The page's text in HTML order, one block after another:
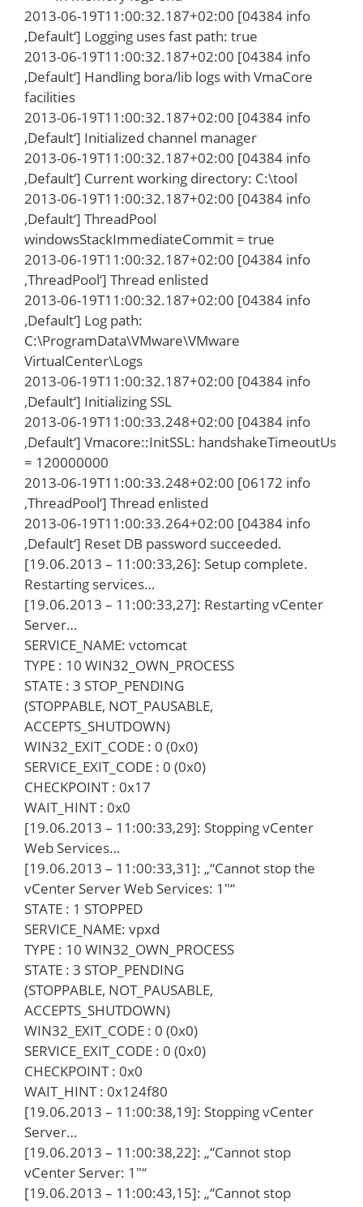
2013-06-19T11:00:32.187+02:00 [04384 info
‚Default‘] Logging uses fast path: true
2013-06-19T11:00:32.187+02:00 [04384 info
‚Default‘] Handling bora/lib logs with VmaCore
facilities
2013-06-19T11:00:32.187+02:00 [04384 info
‚Default‘] Initialized channel manager
2013-06-19T11:00:32.187+02:00 [04384 info
‚Default‘] Current working directory: C:\tool
2013-06-19T11:00:32.187+02:00 [04384 info
‚Default‘] ThreadPool
windowsStackImmediateCommit = true
2013-06-19T11:00:32.187+02:00 [04384 info
‚ThreadPool‘] Thread enlisted
2013-06-19T11:00:32.187+02:00 [04384 info
‚Default‘] Log path:
C:\ProgramData\VMware\VMware
VirtualCenter\Logs
2013-06-19T11:00:32.187+02:00 [04384 info
‚Default‘] Initializing SSL
2013-06-19T11:00:33.248+02:00 [04384 info
‚Default‘] Vmacore::InitSSL: handshakeTimeoutUs
= 120000000
2013-06-19T11:00:33.248+02:00 [06172 info
‚ThreadPool‘] Thread enlisted
2013-06-19T11:00:33.264+02:00 [04384 info
‚Default‘] Reset DB password succeeded.
[19.06.2013 – 11:00:33,26]: Setup complete.
Restarting services…
[19.06.2013 – 11:00:33,27]: Restarting vCenter
Server…
SERVICE_NAME: vctomcat
TYPE : 10 WIN32_OWN_PROCESS
STATE : 3 STOP_PENDING
(STOPPABLE, NOT_PAUSABLE,
ACCEPTS_SHUTDOWN)
WIN32_EXIT_CODE : 0 (0x0)
SERVICE_EXIT_CODE : 0 (0x0)
CHECKPOINT : 0x17
WAIT_HINT : 0x0
[19.06.2013 – 11:00:33,29]: Stopping vCenter
Web Services…
[19.06.2013 – 11:00:33,31]: „“Cannot stop the
vCenter Server Web Services: 1″“
STATE : 1 STOPPED
SERVICE_NAME: vpxd
TYPE : 10 WIN32_OWN_PROCESS
STATE : 3 STOP_PENDING
(STOPPABLE, NOT_PAUSABLE,
ACCEPTS_SHUTDOWN)
WIN32_EXIT_CODE : 0 (0x0)
SERVICE_EXIT_CODE : 0 (0x0)
CHECKPOINT : 0x0
WAIT_HINT : 0x124f80
[19.06.2013 – 11:00:38,19]: Stopping vCenter
Server…
[19.06.2013 – 11:00:38,22]: „“Cannot stop
vCenter Server: 1″“
[19.06.2013 – 11:00:43,15]: „“Cannot stop